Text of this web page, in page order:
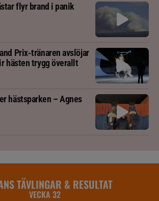
flyr brand i panik
Prix-tränaren avslöjar
hästen trygg överallt
hästsparken – Agnes
TÄVLINGAR & RESULTAT
VECKA 32